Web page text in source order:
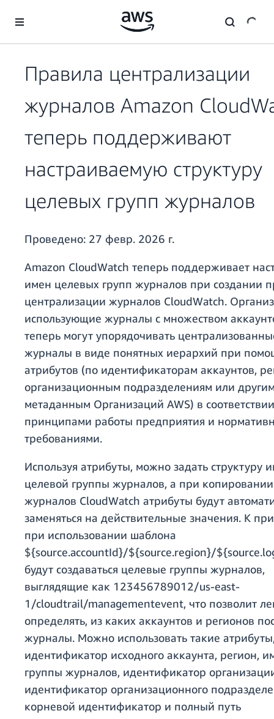
Перейти к главному контенту
Правила централизации
журналов Amazon
теперь поддерживают
настраиваемую структуру
целевых групп журналов
Проведено: 27 февр. 2026 г.
Amazon CloudWatch теперь поддерживает
имен целевых групп журналов при создании
централизации журналов CloudWatch.
использующие журналы с множеством
теперь могут упорядочивать
журналы в виде понятных иерархий при
атрибутов (по идентификаторам аккаунтов,
организационным подразделениям или
метаданным Организаций AWS) в
принципами работы предприятия и
требованиями.
Используя атрибуты, можно задать структуру
целевой группы журналов, а при копировании
журналов CloudWatch атрибуты будут
заменяться на действительные значения. К
при использовании шаблона
${source.accountId}/${source.region}/
будут создаваться целевые группы журналов,
выглядящие как 123456789012/us-east-
1/cloudtrail/managementevent, что позволит
определять, из каких аккаунтов и регионов
журналы. Можно использовать такие
идентификатор исходного аккаунта, регион,
группы журналов, идентификатор
идентификатор организационного
корневой идентификатор и полный путь